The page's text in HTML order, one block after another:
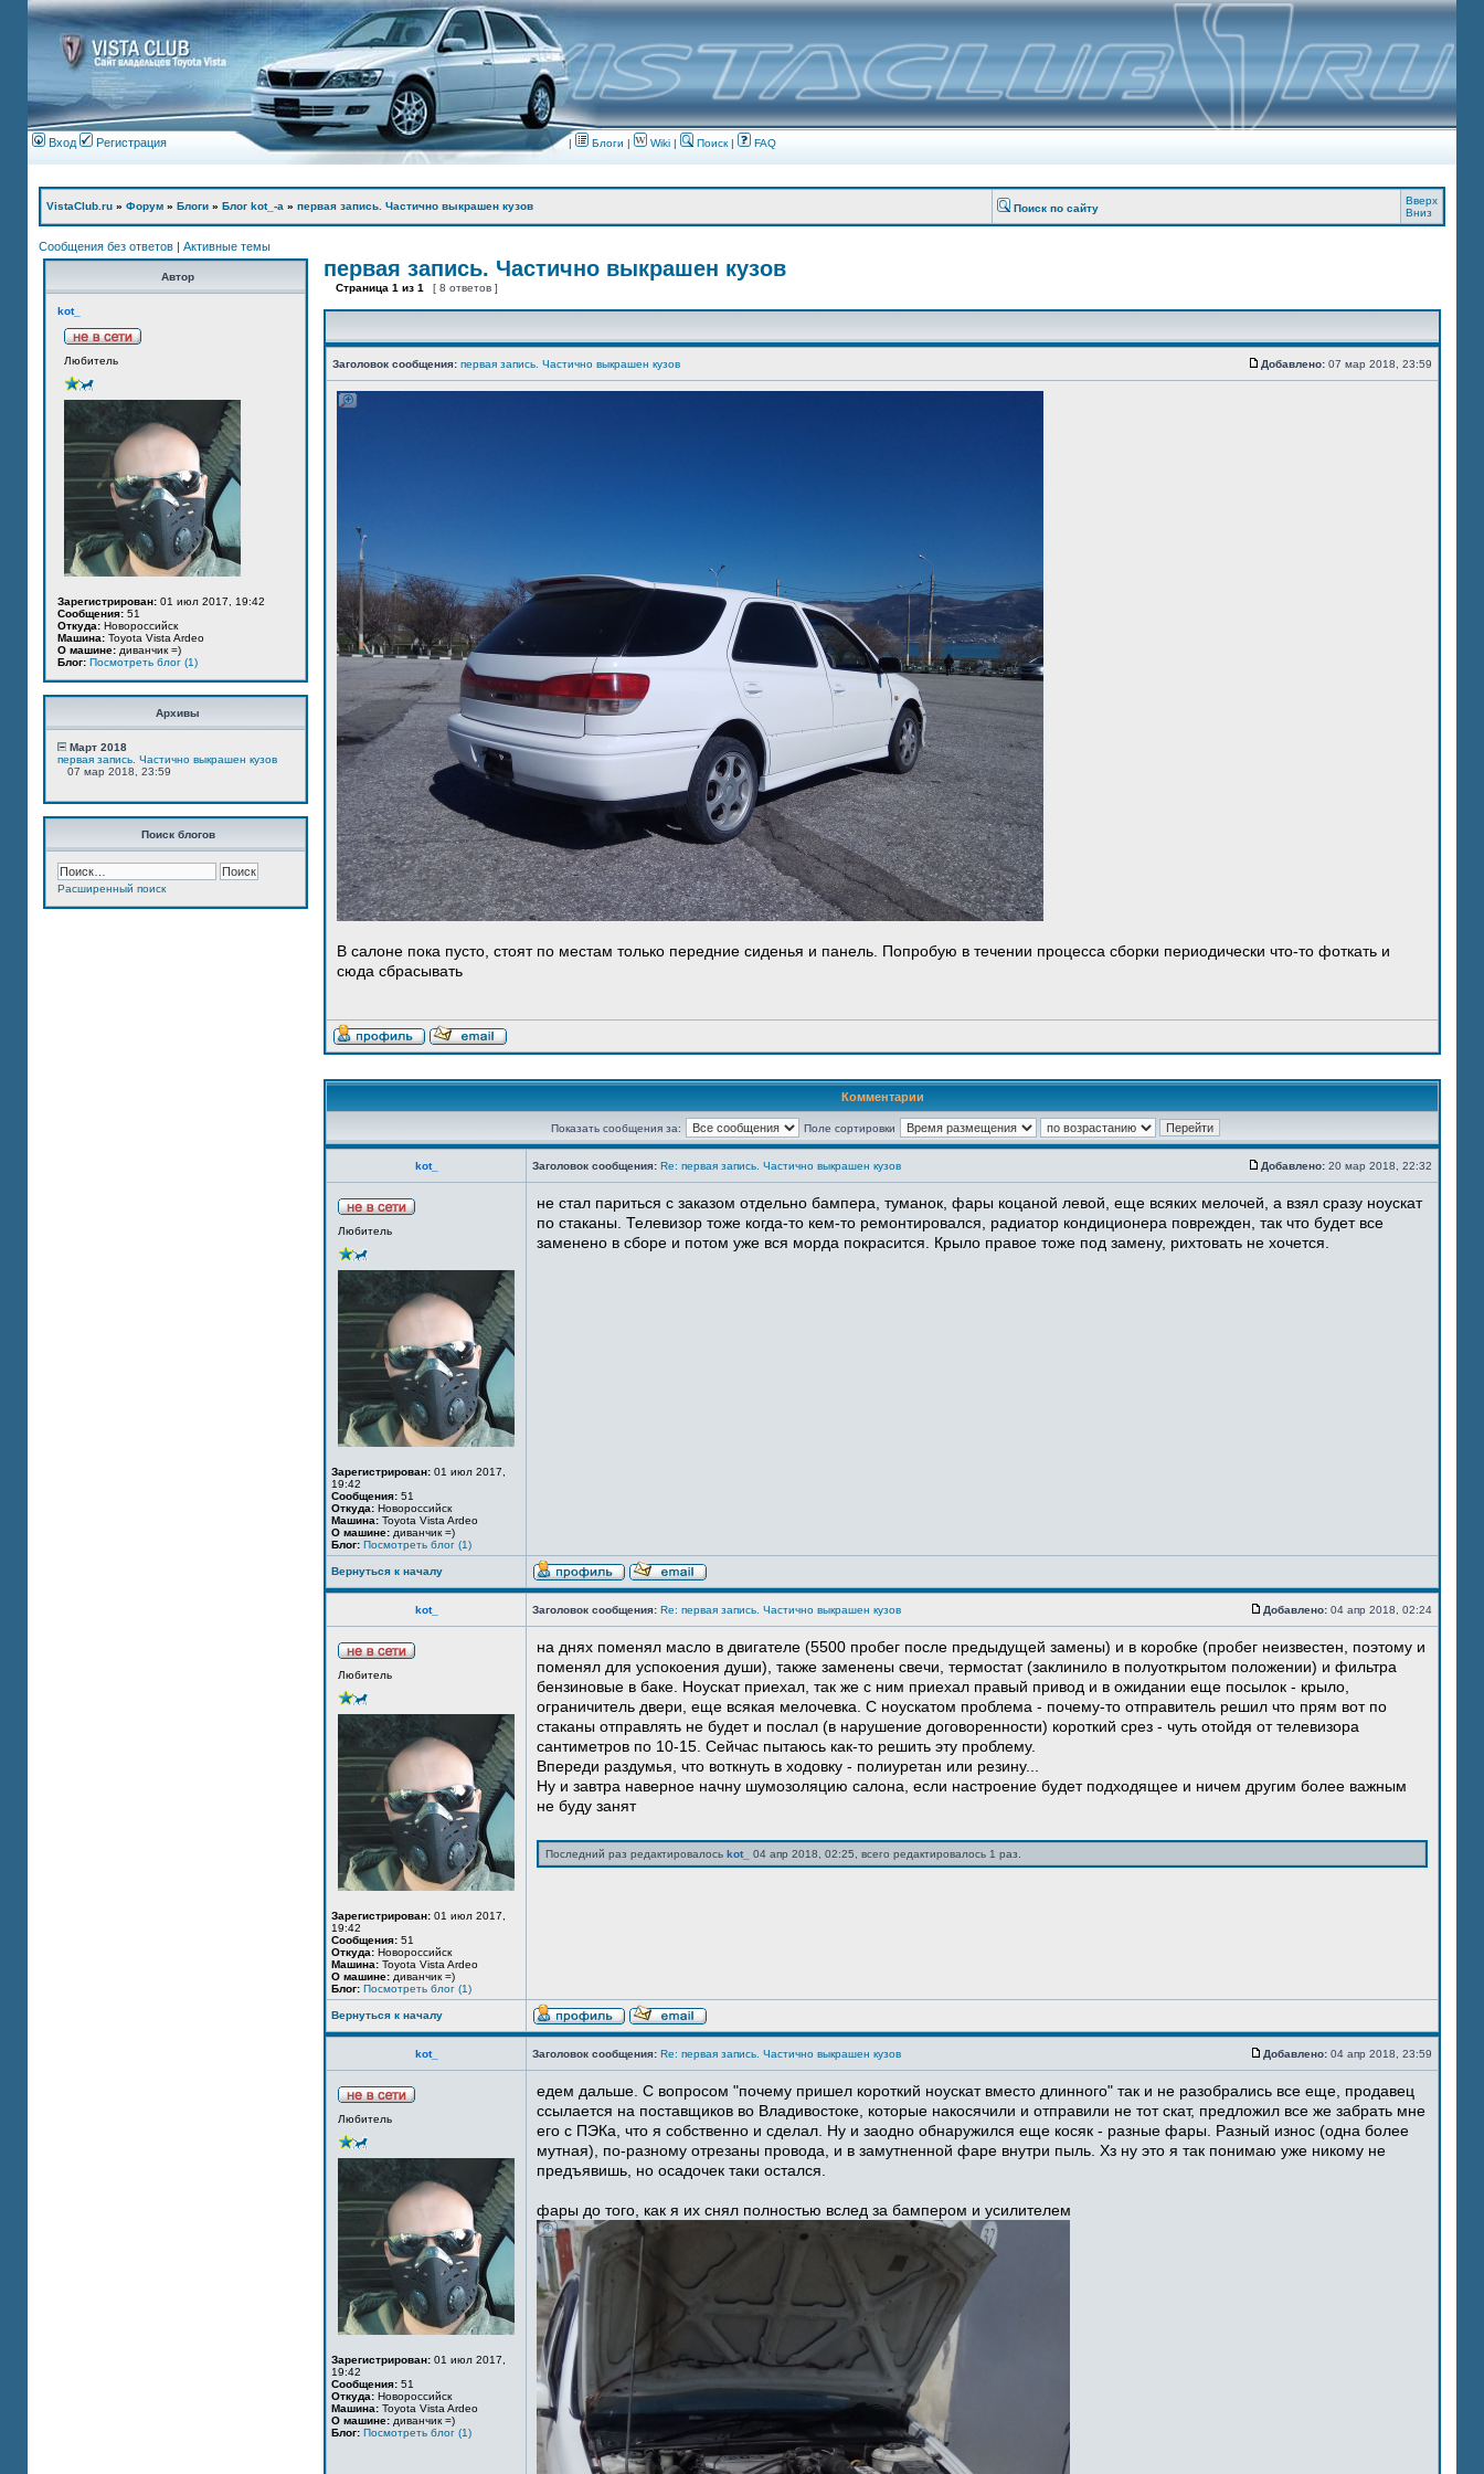
Вход Регистрация | Блоги | Wiki | Поиск| FAQ
VistaClub.ru » Форум » Блоги » Блог kot_-а » первая запись. Частично выкрашен кузов Поиск по сайту
Вверх
Вниз
Сообщения без ответов | Активные темы
Автор
kot_
Любитель
Зарегистрирован: 01 июл 2017, 19:42
Сообщения: 51
Откуда: Новороссийск
Машина: Toyota Vista Ardeo
О машине: диванчик =)
Блог: Посмотреть блог (1)
Архивы
Март 2018
первая запись. Частично выкрашен кузов
07 мар 2018, 23:59
Поиск блогов
Расширенный поиск
первая запись. Частично выкрашен кузов
Страница 1 из 1 [ 8 ответов ]
Заголовок сообщения: первая запись. Частично выкрашен кузов Добавлено: 07 мар 2018, 23:59
В салоне пока пусто, стоят по местам только передние сиденья и панель. Попробую в течении процесса сборки периодически что-то фоткать и
сюда сбрасывать
Комментарии
Показать сообщения за: Поле сортировки
kot_ Заголовок сообщения: Re: первая запись. Частично выкрашен кузов Добавлено: 20 мар 2018, 22:32
Любитель
Зарегистрирован: 01 июл 2017,
19:42
Сообщения: 51
Откуда: Новороссийск
Машина: Toyota Vista Ardeo
О машине: диванчик =)
Блог: Посмотреть блог (1)
не стал париться с заказом отдельно бампера, туманок, фары коцаной левой, еще всяких мелочей, а взял сразу ноускат
по стаканы. Телевизор тоже когда-то кем-то ремонтировался, радиатор кондиционера поврежден, так что будет все
заменено в сборе и потом уже вся морда покрасится. Крыло правое тоже под замену, рихтовать не хочется.
Вернуться к началу
kot_ Заголовок сообщения: Re: первая запись. Частично выкрашен кузов Добавлено: 04 апр 2018, 02:24
Любитель
Зарегистрирован: 01 июл 2017,
19:42
Сообщения: 51
Откуда: Новороссийск
Машина: Toyota Vista Ardeo
О машине: диванчик =)
Блог: Посмотреть блог (1)
на днях поменял масло в двигателе (5500 пробег после предыдущей замены) и в коробке (пробег неизвестен, поэтому и
поменял для успокоения души), также заменены свечи, термостат (заклинило в полуоткрытом положении) и фильтра
бензиновые в баке. Ноускат приехал, так же с ним приехал правый привод и в ожидании еще посылок - крыло,
ограничитель двери, еще всякая мелочевка. С ноускатом проблема - почему-то отправитель решил что прям вот по
стаканы отправлять не будет и послал (в нарушение договоренности) короткий срез - чуть отойдя от телевизора
сантиметров по 10-15. Сейчас пытаюсь как-то решить эту проблему.
Впереди раздумья, что воткнуть в ходовку - полиуретан или резину...
Ну и завтра наверное начну шумозоляцию салона, если настроение будет подходящее и ничем другим более важным
не буду занят
Последний раз редактировалось kot_ 04 апр 2018, 02:25, всего редактировалось 1 раз.
Вернуться к началу
kot_ Заголовок сообщения: Re: первая запись. Частично выкрашен кузов Добавлено: 04 апр 2018, 23:59
Любитель
Зарегистрирован: 01 июл 2017,
19:42
Сообщения: 51
Откуда: Новороссийск
Машина: Toyota Vista Ardeo
О машине: диванчик =)
Блог: Посмотреть блог (1)
едем дальше. С вопросом "почему пришел короткий ноускат вместо длинного" так и не разобрались все еще, продавец
ссылается на поставщиков во Владивостоке, которые накосячили и отправили не тот скат, предложил все же забрать мне
его с ПЭКа, что я собственно и сделал. Ну и заодно обнаружился еще косяк - разные фары. Разный износ (одна более
мутная), по-разному отрезаны провода, и в замутненной фаре внутри пыль. Хз ну это я так понимаю уже никому не
предъявишь, но осадочек таки остался.
фары до того, как я их снял полностью вслед за бампером и усилителем